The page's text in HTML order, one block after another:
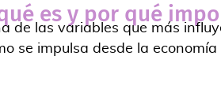
es y por qué
de las variables que más
se impulsa desde la economía